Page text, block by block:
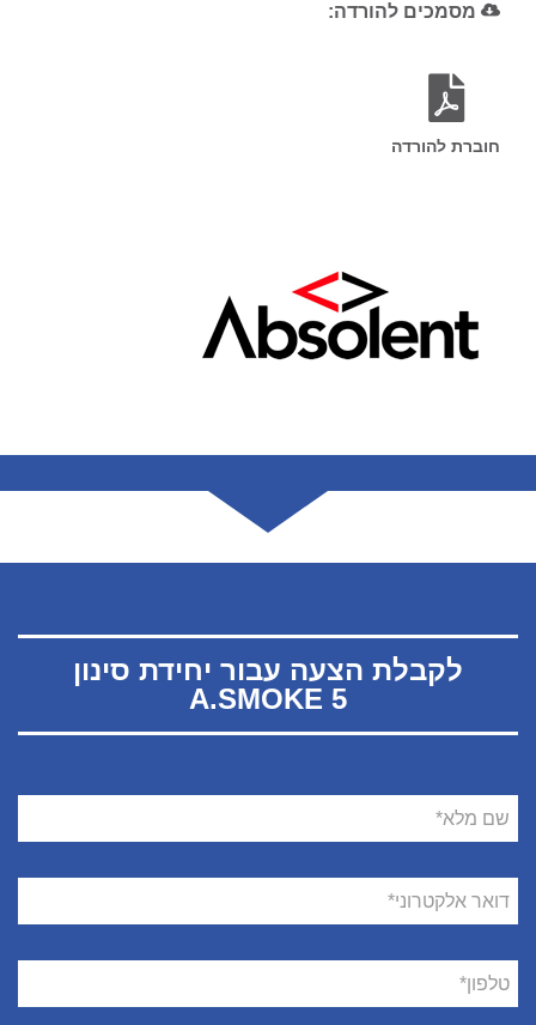
מסמכים להורדה:
חוברת להורדה
לקבלת הצעה עבור יחידת סינון
A.SMOKE 5
טלפון